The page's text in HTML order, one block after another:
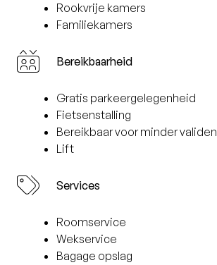
Rookvrije kamers
Familiekamers
Bereikbaarheid
Gratis parkeergelegenheid
Fietsenstalling
Bereikbaar voor minder validen
Lift
Services
Roomservice
Wekservice
Bagage opslag